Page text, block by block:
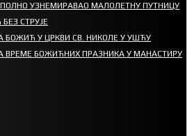
УЗНЕМИРАВАО МАЛОЛЕТНУ ПУТНИЦУ
СТРУЈЕ
БОЖИЋ У ЦРКВИ СВ. НИКОЛЕ У УШЋУ
ВРЕМЕ БОЖИЋНИХ ПРАЗНИКА У МАНАСТИРУ